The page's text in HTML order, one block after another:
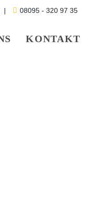
| 08095 - 320 97 35
KONTAKT